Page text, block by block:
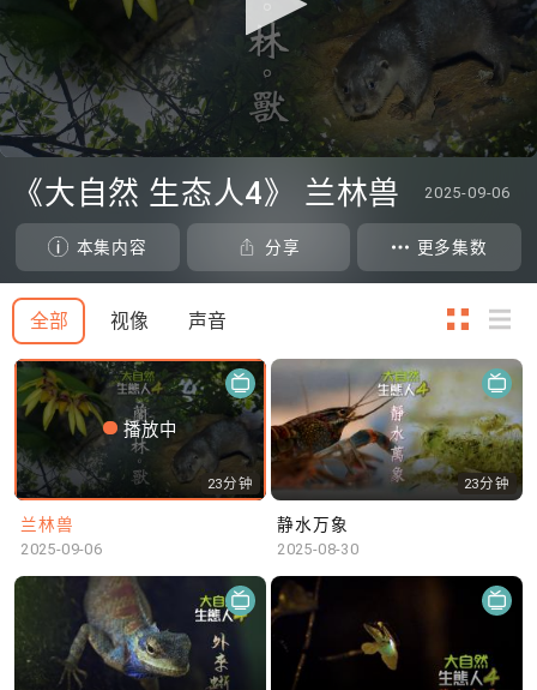
seconds
seconds
《大自然 生态人4》 兰林兽 2025-09-06
本集内容 分享 更多集数
全部 视像 声音
播放中
23分钟
兰林兽
2025-09-06
23分钟
静水万象
2025-08-30